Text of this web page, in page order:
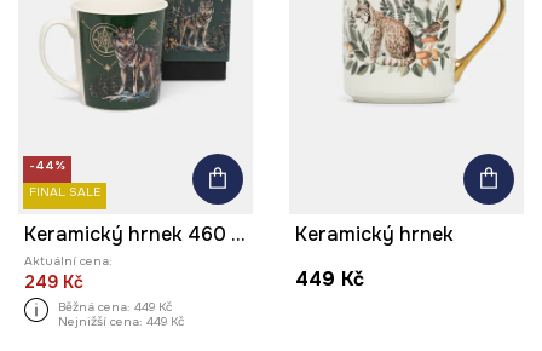
-44%
FINAL SALE
Keramický hrnek 460 ml, se vzorem
Aktuální cena:
249 Kč
Běžná cena: 449 Kč
Nejnižší cena: 449 Kč
Keramický hrnek
449 Kč